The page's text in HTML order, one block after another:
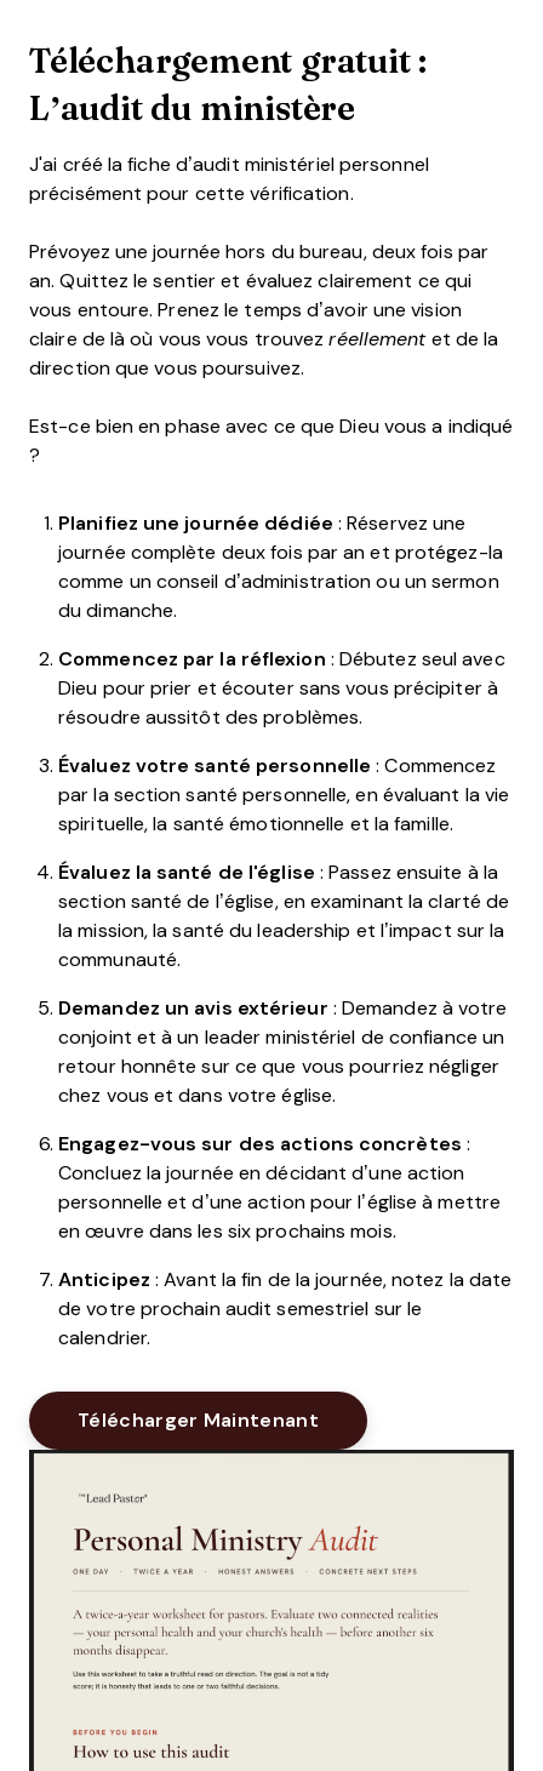
Téléchargement gratuit :
L’audit du ministère
J'ai créé la fiche d’audit ministériel personnel
précisément pour cette vérification.
Prévoyez une journée hors du bureau, deux fois par
an. Quittez le sentier et évaluez clairement ce qui
vous entoure. Prenez le temps d’avoir une vision
claire de là où vous vous trouvezréellementet de la
direction que vous poursuivez.
Est-ce bien en phase avec ce que Dieu vous a indiqué
?
Planifiez une journée dédiée : Réservez une
journée complète deux fois par an et protégez-la
comme un conseil d’administration ou un sermon
du dimanche.
Commencez par la réflexion : Débutez seul avec
Dieu pour prier et écouter sans vous précipiter à
résoudre aussitôt des problèmes.
Évaluez votre santé personnelle : Commencez
par la section santé personnelle, en évaluant la vie
spirituelle, la santé émotionnelle et la famille.
Évaluez la santé de l'église : Passez ensuite à la
section santé de l’église, en examinant la clarté de
la mission, la santé du leadership et l’impact sur la
communauté.
Demandez un avis extérieur : Demandez à votre
conjoint et à un leader ministériel de confiance un
retour honnête sur ce que vous pourriez négliger
chez vous et dans votre église.
Engagez-vous sur des actions concrètes :
Concluez la journée en décidant d’une action
personnelle et d’une action pour l’église à mettre
en œuvre dans les six prochains mois.
Anticipez : Avant la fin de la journée, notez la date
de votre prochain audit semestriel sur le
calendrier.
Télécharger Maintenant